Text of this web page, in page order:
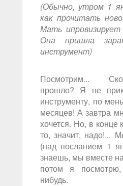
(Обычно, утром 1
как прочитать
Мать
Она пришла
инструмент)
Посмотрим...
прошло? Я не
инструменту, по
месяцев! А завтра
хочется. Но, в конце
то, значит, надо!...
(над посланием 1
знаешь, мы вместе
потом я
нибудь.